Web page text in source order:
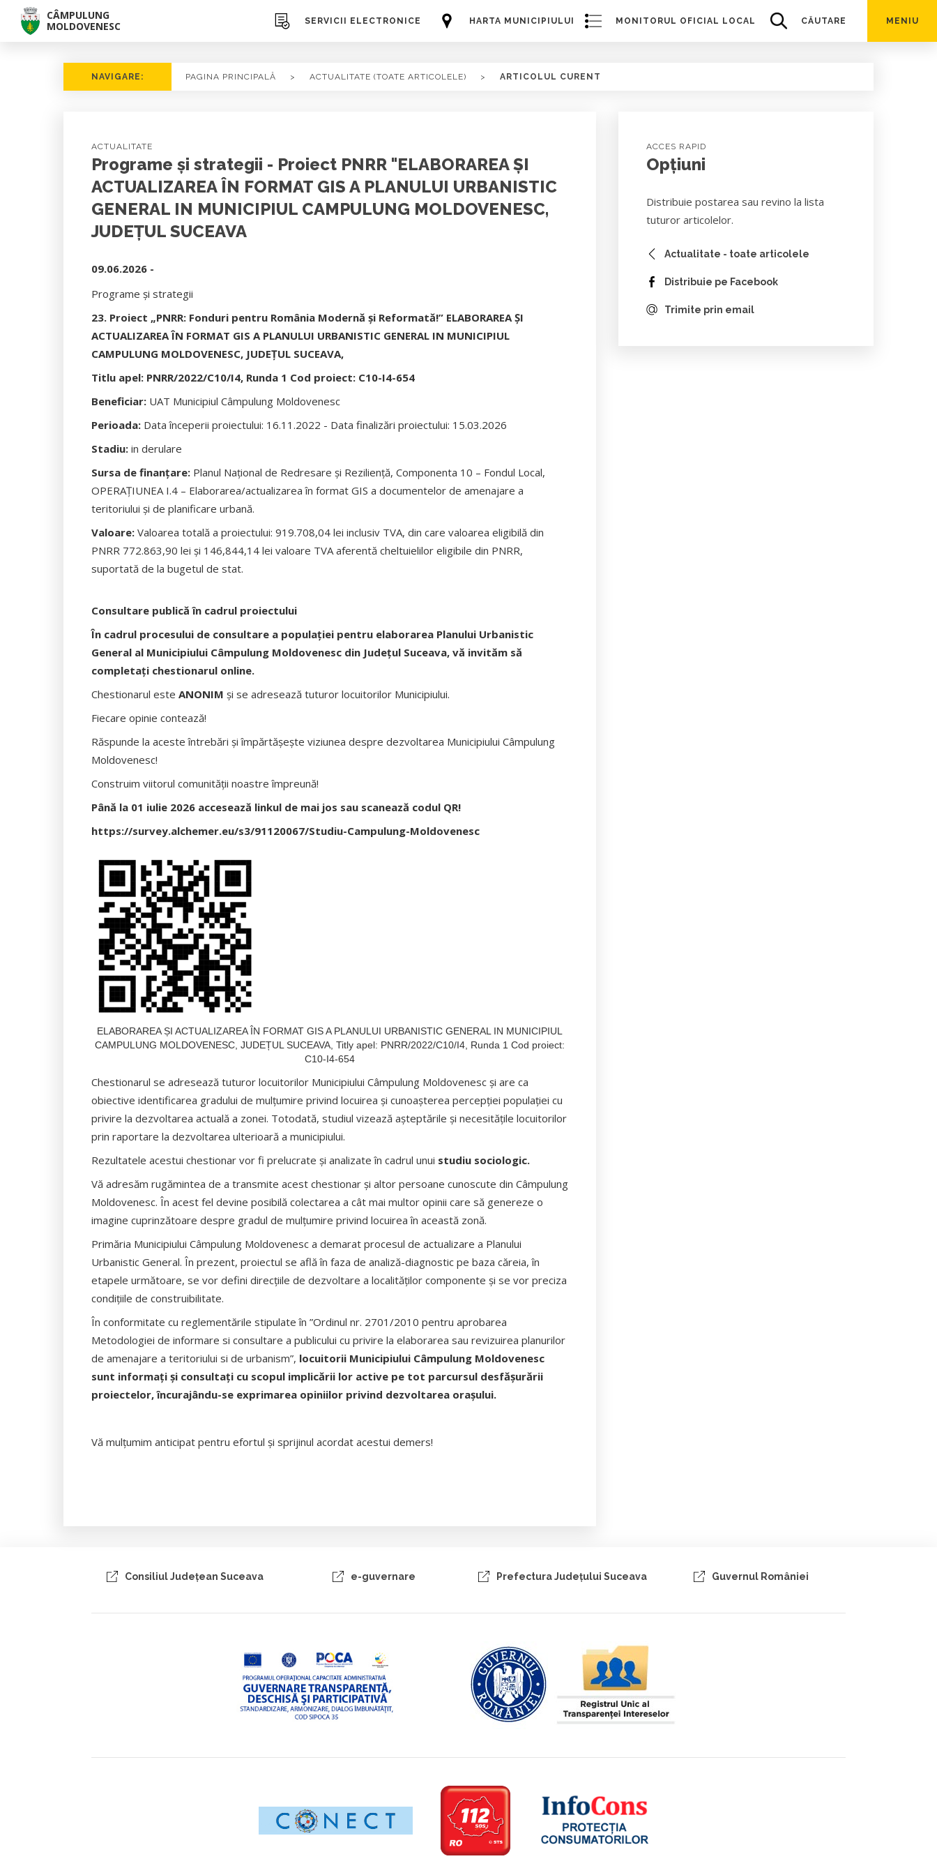
CÂMPULUNG
MOLDOVENESC
HARTA MUNICIPIULUI
SERVICII ELECTRONICE MONITORUL OFICIAL LOCAL CĂUTARE MENIU
NAVIGARE: PAGINA PRINCIPALĂ > ACTUALITATE (TOATE ARTICOLELE) > ARTICOLUL CURENT
ACTUALITATE
Programe și strategii - Proiect PNRR "ELABORAREA ȘI
ACTUALIZAREA ÎN FORMAT GIS A PLANULUI URBANISTIC
GENERAL IN MUNICIPIUL CAMPULUNG MOLDOVENESC,
JUDEȚUL SUCEAVA
09.06.2026 -
Programe și strategii
23. Proiect „PNRR: Fonduri pentru România Modernă și Reformată!” ELABORAREA ȘI
ACTUALIZAREA ÎN FORMAT GIS A PLANULUI URBANISTIC GENERAL IN MUNICIPIUL
CAMPULUNG MOLDOVENESC, JUDEȚUL SUCEAVA,
Titlu apel: PNRR/2022/C10/I4, Runda 1 Cod proiect: C10-I4-654
Beneficiar: UAT Municipiul Câmpulung Moldovenesc
Perioada: Data începerii proiectului: 16.11.2022 - Data finalizări proiectului: 15.03.2026
Stadiu: in derulare
Sursa de finanțare: Planul Național de Redresare și Reziliență, Componenta 10 – Fondul Local,
OPERAȚIUNEA I.4 – Elaborarea/actualizarea în format GIS a documentelor de amenajare a
teritoriului și de planificare urbană.
Valoare: Valoarea totală a proiectului: 919.708,04 lei inclusiv TVA, din care valoarea eligibilă din
PNRR 772.863,90 lei și 146,844,14 lei valoare TVA aferentă cheltuielilor eligibile din PNRR,
suportată de la bugetul de stat.
Consultare publică în cadrul proiectului
În cadrul procesului de consultare a populaţiei pentru elaborarea Planului Urbanistic
General al Municipiului Câmpulung Moldovenesc din Județul Suceava, vă invităm să
completați chestionarul online.
Chestionarul este ANONIM și se adresează tuturor locuitorilor Municipiului.
Fiecare opinie contează!
Răspunde la aceste întrebări și împărtășește viziunea despre dezvoltarea Municipiului Câmpulung
Moldovenesc!
Construim viitorul comunității noastre împreună!
Până la 01 iulie 2026 accesează linkul de mai jos sau scanează codul QR!
https://survey.alchemer.eu/s3/91120067/Studiu-Campulung-Moldovenesc
ELABORAREA ȘI ACTUALIZAREA ÎN FORMAT GIS A PLANULUI URBANISTIC GENERAL IN MUNICIPIUL
CAMPULUNG MOLDOVENESC, JUDEȚUL SUCEAVA, Titly apel: PNRR/2022/C10/I4, Runda 1 Cod proiect:
C10-I4-654
Chestionarul se adresează tuturor locuitorilor Municipiului Câmpulung Moldovenesc şi are ca
obiective identificarea gradului de mulțumire privind locuirea şi cunoaşterea percepţiei populaţiei cu
privire la dezvoltarea actuală a zonei. Totodată, studiul vizează aşteptările şi necesităţile locuitorilor
prin raportare la dezvoltarea ulterioară a municipiului.
Rezultatele acestui chestionar vor fi prelucrate şi analizate în cadrul unui studiu sociologic.
Vă adresăm rugămintea de a transmite acest chestionar şi altor persoane cunoscute din Câmpulung
Moldovenesc. În acest fel devine posibilă colectarea a cât mai multor opinii care să genereze o
imagine cuprinzătoare despre gradul de mulțumire privind locuirea în această zonă.
Primăria Municipiului Câmpulung Moldovenesc a demarat procesul de actualizare a Planului
Urbanistic General. În prezent, proiectul se află în faza de analiză-diagnostic pe baza căreia, în
etapele următoare, se vor defini direcțiile de dezvoltare a localităților componente și se vor preciza
condițiile de construibilitate.
În conformitate cu reglementările stipulate în ”Ordinul nr. 2701/2010 pentru aprobarea
Metodologiei de informare si consultare a publicului cu privire la elaborarea sau revizuirea planurilor
de amenajare a teritoriului si de urbanism”, locuitorii Municipiului Câmpulung Moldovenesc
sunt informaţi şi consultaţi cu scopul implicării lor active pe tot parcursul desfăşurării
proiectelor, încurajându-se exprimarea opiniilor privind dezvoltarea orașului.
Vă mulţumim anticipat pentru efortul şi sprijinul acordat acestui demers!
ACCES RAPID
Opțiuni
Distribuie postarea sau revino la lista
tuturor articolelor.
Actualitate - toate articolele
Distribuie pe Facebook
Trimite prin email
Consiliul Judeţean Suceava e-guvernare Prefectura Judeţului Suceava Guvernul României